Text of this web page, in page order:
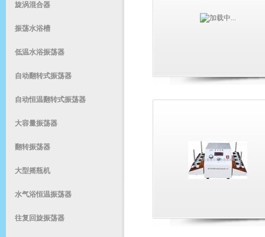
旋涡混合器
振荡水浴槽
低温水浴振荡器
自动翻转式振荡器
自动恒温翻转式振荡器
大容量振荡器
翻转振荡器
大型摇瓶机
水气浴恒温振荡器
往复回旋振荡器